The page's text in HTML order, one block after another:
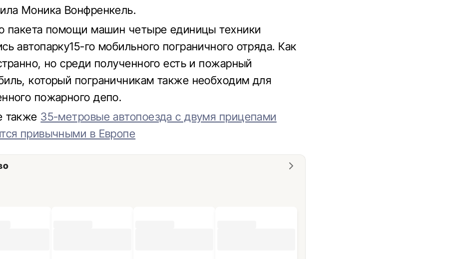
Моника Вонфренкель.
пакета помощи машин четыре единицы техники
автопарку15-го мобильного пограничного отряда. Как
но среди полученного есть и пожарный
который пограничникам также необходим для
пожарного депо.
также 35-метровые автопоезда с двумя прицепами
привычными в Европе